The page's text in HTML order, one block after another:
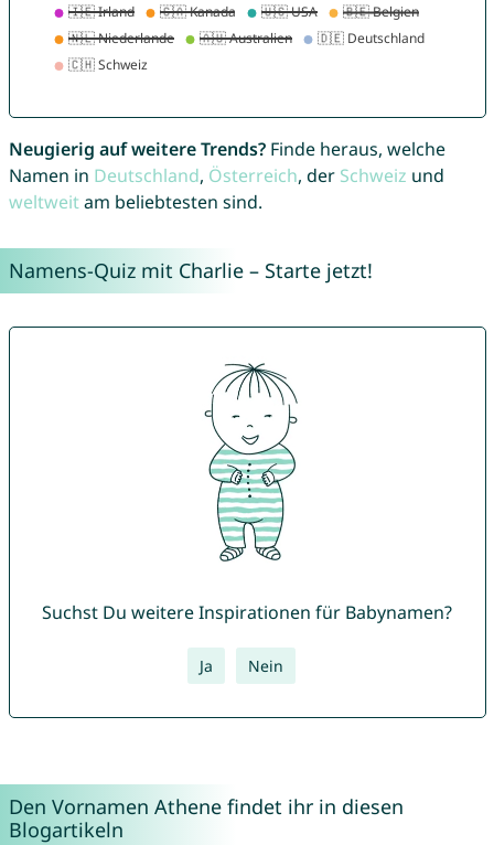
Neugierig auf weitere Trends?Finde heraus, welche
Namen in Deutschland, Österreich, der Schweiz und
weltweitam beliebtesten sind.
Namens-Quiz mit Charlie – Starte jetzt!
Suchst Du weitere Inspirationen für Babynamen?
Ja Nein
Den Vornamen Athene findet ihr in diesen
Blogartikeln